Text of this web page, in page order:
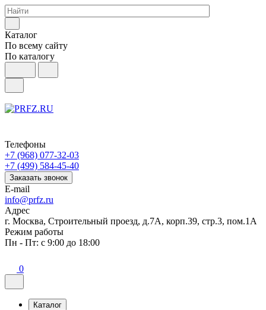
Каталог
По всему сайту
По каталогу
Телефоны
+7 (968) 077-32-03
+7 (499) 584-45-40
Заказать звонок
E-mail
info@prfz.ru
Адрес
г. Москва, Строительный проезд, д.7А, корп.39, стр.3, пом.1А
Режим работы
Пн - Пт: с 9:00 до 18:00
0
Каталог